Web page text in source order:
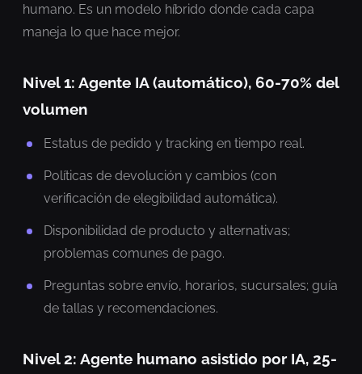
humano. Es un modelo híbrido donde cada capa
maneja lo que hace mejor.
Nivel 1: Agente IA (automático), 60-70% del
volumen
Estatus de pedido y tracking en tiempo real.
Políticas de devolución y cambios (con
verificación de elegibilidad automática).
Disponibilidad de producto y alternativas;
problemas comunes de pago.
Preguntas sobre envío, horarios, sucursales; guía
de tallas y recomendaciones.
Nivel 2: Agente humano asistido por IA, 25-